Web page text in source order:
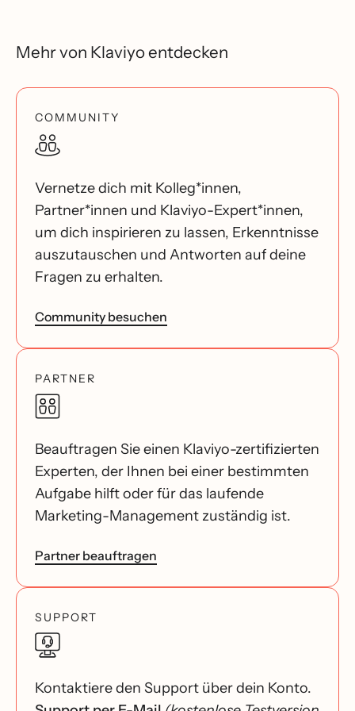
Mehr von Klaviyo entdecken
COMMUNITY
Vernetze dich mit Kolleg*innen,
Partner*innen und Klaviyo-Expert*innen,
um dich inspirieren zu lassen, Erkenntnisse
auszutauschen und Antworten auf deine
Fragen zu erhalten.
Community besuchen
PARTNER
Beauftragen Sie einen Klaviyo-zertifizierten
Experten, der Ihnen bei einer bestimmten
Aufgabe hilft oder für das laufende
Marketing-Management zuständig ist.
Partner beauftragen
SUPPORT
Kontaktiere den Support über dein Konto.